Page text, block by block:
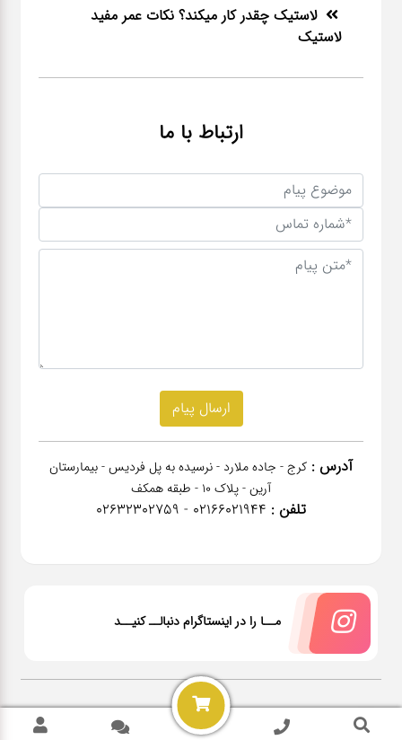
لاستیک چقدر کار میکند؟ نکات عمر مفید
لاستیک
ارتباط با ما
آدرس : کرج - جاده ملارد - نرسیده به پل فردیس - بیمارستان
آرین - پلاک 10 - طبقه همکف
تلفن : 02166021944 - 02632302759
مــا را در اینستاگرام دنبالــ کنیــد